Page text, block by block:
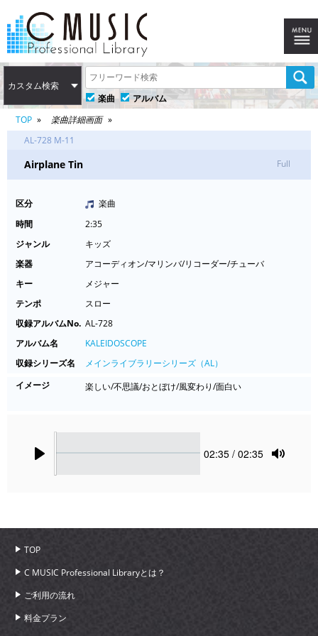
カスタム検索
楽曲
アルバム
TOP
楽曲詳細画面
AL-728 M-11
Airplane Tin Full
区分
楽曲
時間
2:35
ジャンル
キッズ
楽器
アコーディオン/マリンバ/リコーダー/チューバ
キー
メジャー
テンポ
スロー
収録アルバムNo. AL-728
アルバム名
KALEIDOSCOPE
収録シリーズ名
メインライブラリーシリーズ（AL）
イメージ
楽しい/不思議/おとぼけ/風変わり/面白い
Current
02:35 / 02:35
TOP
C MUSIC Professional Libraryとは？
ご利用の流れ
料金プラン